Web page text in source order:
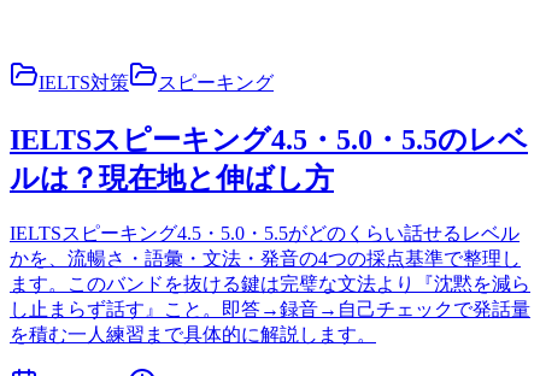
IELTS対策 スピーキング
IELTSスピーキング4.5・5.0・5.5のレベ
ルは？現在地と伸ばし方
IELTSスピーキング4.5・5.0・5.5がどのくらい話せるレベル
かを、流暢さ・語彙・文法・発音の4つの採点基準で整理し
ます。このバンドを抜ける鍵は完璧な文法より『沈黙を減ら
し止まらず話す』こと。即答→録音→自己チェックで発話量
を積む一人練習まで具体的に解説します。